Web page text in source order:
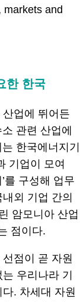
markets and
한 한국
업에 뛰어든
관련 산업에
한국에너지기
기업이 모여
를 구성해 업무
외 기업 간의
암모니아 산업
점이다.
점이 곧 자원
우리나라 기
. 차세대 자원